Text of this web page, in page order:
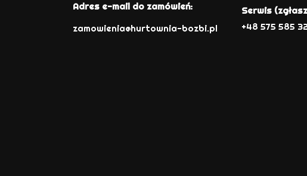
Adres e-mail do zamówień:
zamowienia@hurtownia-bozbi.pl
Serwis
+48 575 585